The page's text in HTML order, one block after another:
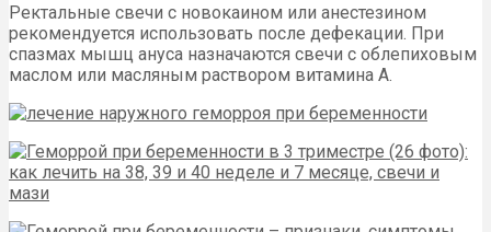
Ректальные свечи с новокаином или анестезином
рекомендуется использовать после дефекации. При
спазмах мышц ануса назначаются свечи с облепиховым
маслом или масляным раствором витамина А.